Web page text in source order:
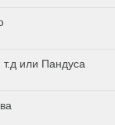
или Пандуса